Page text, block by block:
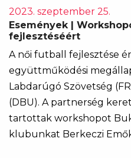
2023. szeptember 25.
Események |
fejlesztéséért
A női futball fejlesztése
együttműködési
Labdarúgó Szövetség
(DBU). A partnerség
tartottak workshopot
klubunkat Berkeczi